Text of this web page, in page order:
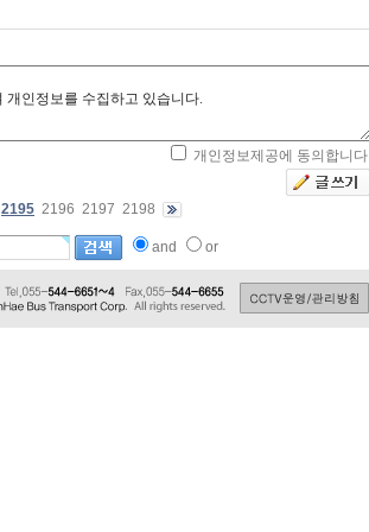
개인정보제공에 동의합니
2195 2196 2197 2198
and or